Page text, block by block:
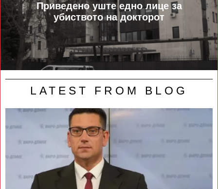
Приведено уште едно лице за
убиството на докторот
LATEST FROM BLOG